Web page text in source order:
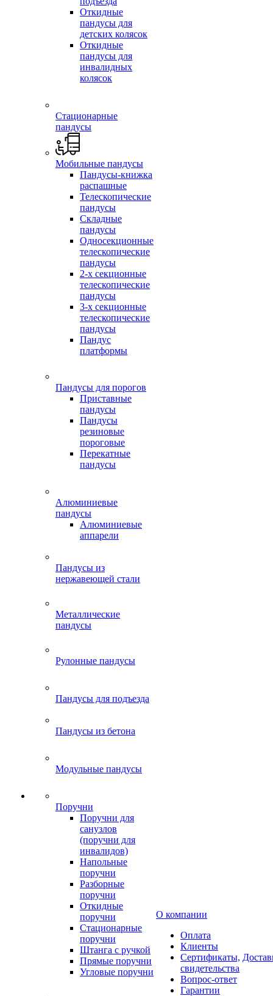
Откидные
пандусы для
детских колясок
Откидные
пандусы для
инвалидных
колясок
Стационарные
пандусы
Мобильные пандусы
Пандусы-книжка
распашные
Телескопические
пандусы
Складные
пандусы
Односекционные
телескопические
пандусы
2-х секционные
телескопические
пандусы
3-х секционные
телескопические
пандусы
Пандус
платформы
Пандусы для порогов
Приставные
пандусы
Пандусы
резиновые
пороговые
Перекатные
пандусы
Алюминиевые
пандусы
Алюминиевые
аппарели
Пандусы из
нержавеющей стали
Металлические
пандусы
Рулонные пандусы
Пандусы для подъезда
Пандусы из бетона
Модульные пандусы
Поручни
Поручни для
санузлов
(поручни для
инвалидов)
Напольные
поручни
Разборные
поручни
Откидные
поручни
Стационарные
поручни
Штанга с ручкой
Прямые поручни
Угловые поручни
О компании
Оплата
Клиенты
Сертификаты,
свидетельства
Вопрос-ответ
Гарантии